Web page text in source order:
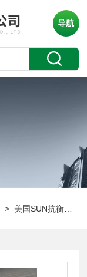
导航
> 美国SUN抗衡阀